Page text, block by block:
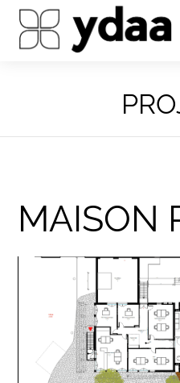
MAISON